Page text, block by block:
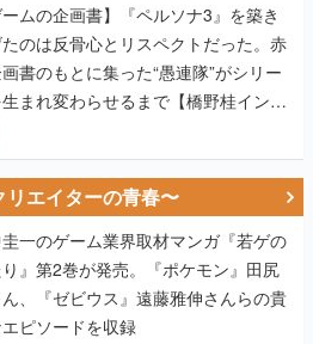
ームの企画書】『ペルソナ3』を築き
たのは反骨心とリスペクトだった。赤
書のもとに集った“愚連隊”がシリー
まれ変わらせるまで【橋野桂インタ
エイターの青春〜
一のゲーム業界取材マンガ『若ゲの
』第2巻が発売。『ポケモン』田尻
、『ゼビウス』遠藤雅伸さんらの貴
ピソードを収録